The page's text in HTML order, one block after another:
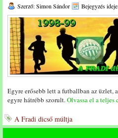
Szerző: Simon Sándor Bejegyzés
Egyre erősebb lett a futballban az üzlet,
egyre hátrébb szorult.Olvassa el a teljes
A Fradi dicső múltja